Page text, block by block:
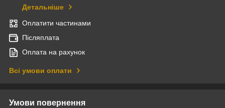
Детальніше
Оплатити частинами
Післяплата
Оплата на рахунок
Всі умови оплати
Умови повернення